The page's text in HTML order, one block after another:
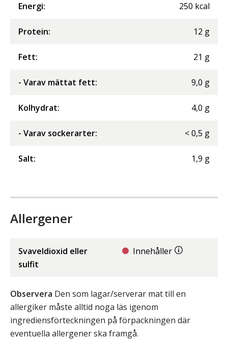
Energi: 250 kcal
Protein: 12 g
Fett: 21 g
- Varav mättat fett: 9,0 g
Kolhydrat: 4,0 g
- Varav sockerarter: <0,5 g
Salt: 1,9 g
Allergener
Svaveldioxid eller
sulfit
Innehåller
Observera Den som lagar/serverar mat till en
allergiker måste alltid noga läs igenom
ingrediensförteckningen på förpackningen där
eventuella allergener ska framgå.